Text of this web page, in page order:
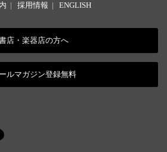
| 採用情報 | ENGLISH
店・楽器店の方へ
ルマガジン登録無料